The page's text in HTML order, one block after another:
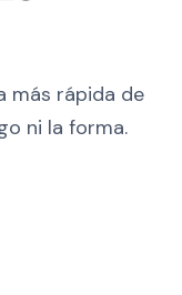
más rápida de
ni la forma.